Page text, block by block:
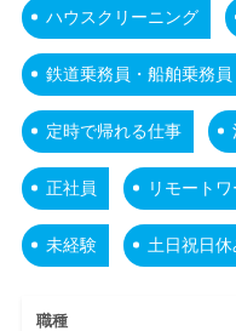
ハウスクリーニング
鉄道乗務員・船舶乗務員
定時で帰れる仕事
正社員 リモート
未経験 土日祝日休
職種